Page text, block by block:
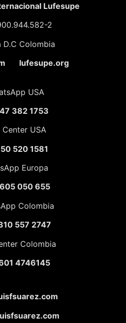
Lufesupe
2
D.C Colombia
lufesupe.org
USA
382 1753
Center USA
520 1581
Europa
050 655
Colombia
557 2747
Colombia
4746145